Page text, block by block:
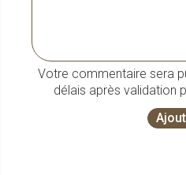
Votre commentaire sera
délais après validation